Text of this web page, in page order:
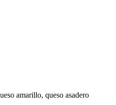
amarillo, queso asadero